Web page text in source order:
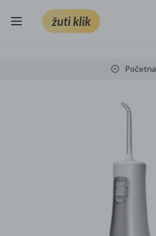
žuti klik
Mobiteli, računala i elektronika
Sport i slobodno vrijeme
Početna